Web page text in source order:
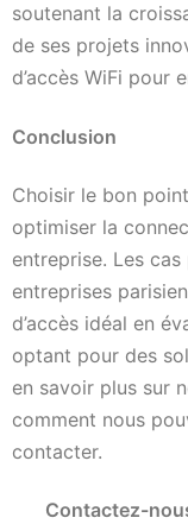
soutenant la
de ses projets
d’accès WiFi pour
Conclusion
Choisir le bon
optimiser la
entreprise. Les
entreprises
d’accès idéal en
optant pour des
en savoir plus sur
comment nous
contacter.
Contactez-